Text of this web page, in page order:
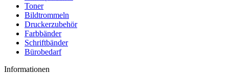
Toner
Bildtrommeln
Druckerzubehör
Farbbänder
Schriftbänder
Bürobedarf
Informationen